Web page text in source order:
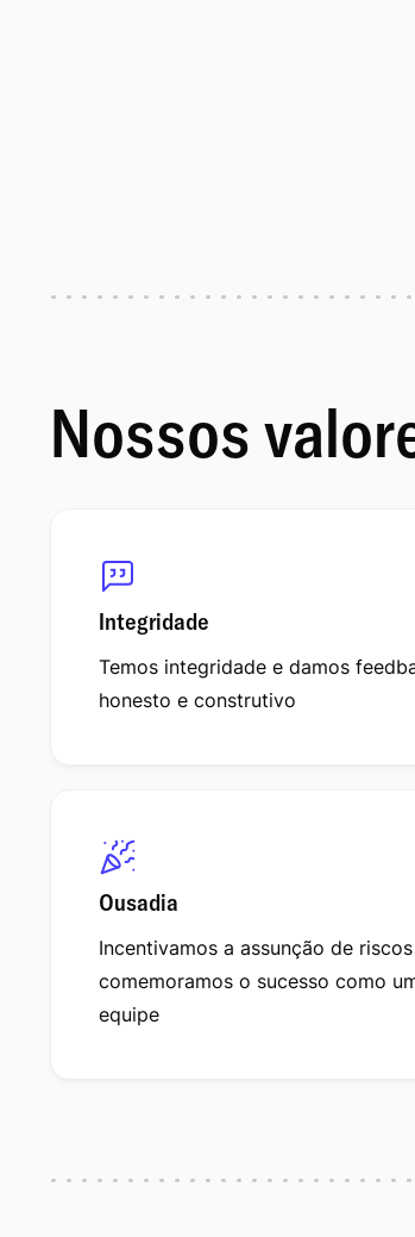
Nossos
Integridade
Temos integridade e damos
honesto e construtivo
Ousadia
Incentivamos a assunção de
comemoramos o sucesso como
equipe